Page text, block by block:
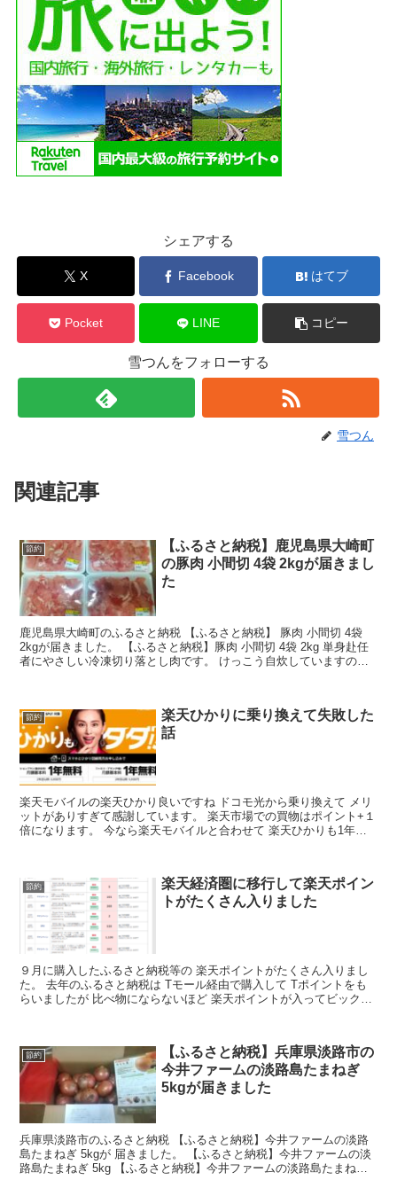
シェアする
X Facebook はてブ
Pocket LINE コピー
雪つんをフォローする
雪つん
関連記事
節約
【ふるさと納税】鹿児島県大崎町
の豚肉 小間切 4袋 2kgが届きまし
た
鹿児島県大崎町のふるさと納税 【ふるさと納税】 豚肉 小間切 4袋
2kgが届きました。 【ふるさと納税】豚肉 小間切 4袋 2kg 単身赴任
者にやさしい冷凍切り落とし肉です。 けっこう自炊していますので
節約
楽天ひかりに乗り換えて失敗した
話
楽天モバイルの楽天ひかり良いですね ドコモ光から乗り換えて メリ
ットがありすぎて感謝しています。 楽天市場での買物はポイント+１
倍になります。 今なら楽天モバイルと合わせて 楽天ひかりも1年間
節約
楽天経済圏に移行して楽天ポイン
トがたくさん入りました
９月に購入したふるさと納税等の 楽天ポイントがたくさん入りまし
た。 去年のふるさと納税は Tモール経由で購入して Tポイントをも
らいましたが 比べ物にならないほど 楽天ポイントが入ってビックリ
節約
【ふるさと納税】兵庫県淡路市の
今井ファームの淡路島たまねぎ
5kgが届きました
兵庫県淡路市のふるさと納税 【ふるさと納税】今井ファームの淡路
島たまねぎ 5kgが 届きました。 【ふるさと納税】今井ファームの淡
路島たまねぎ 5kg 【ふるさと納税】今井ファームの淡路島たまねぎ